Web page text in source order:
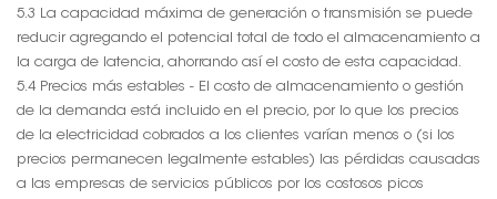
5.3 La capacidad máxima de generación o transmisión se puede
reducir agregando el potencial total de todo el almacenamiento a
la carga de latencia, ahorrando así el costo de esta capacidad.
5.4 Precios más estables - El costo de almacenamiento o gestión
de la demanda está incluido en el precio, por lo que los precios
de la electricidad cobrados a los clientes varían menos o (si los
precios permanecen legalmente estables) las pérdidas causadas
a las empresas de servicios públicos por los costosos picos